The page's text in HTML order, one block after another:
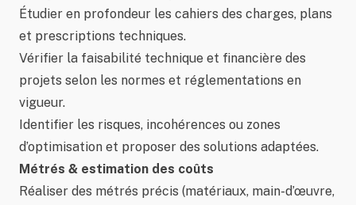
Étudier en profondeur les cahiers des charges, plans
et prescriptions techniques.
Vérifier la faisabilité technique et financière des
projets selon les normes et réglementations en
vigueur.
Identifier les risques, incohérences ou zones
d’optimisation et proposer des solutions adaptées.
Métrés & estimation des coûts
Réaliser des métrés précis (matériaux, main-d’œuvre,